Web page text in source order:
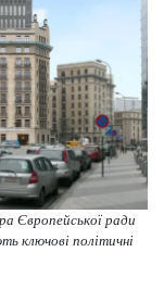
Європейської ради
ключові політичні